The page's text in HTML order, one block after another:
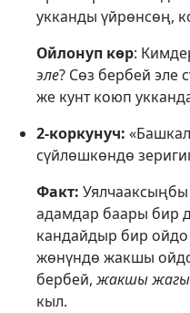
укканды үйрөнсөң,
Ойлонуп көр:
эле? Сөз бербей эле
же кунт коюп
2-коркунуч:
сүйлөшкөндө
Факт:
адамдар баары бир
кандайдыр бир ойдо
жөнүндө жакшы
бербей, жакшы
кыл.